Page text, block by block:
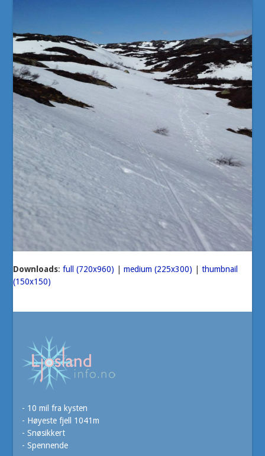
Downloads:full (720x960) |medium (225x300) |thumbnail
(150x150)
- 10 mil fra kysten
- Høyeste fjell 1041m
- Snøsikkert
- Spennende